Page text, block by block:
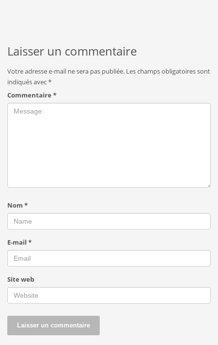
Laisser un commentaire
Votre adresse e-mail ne sera pas publiée. Les champs obligatoires sont
indiqués avec*
Commentaire *
Nom *
E-mail *
Site web